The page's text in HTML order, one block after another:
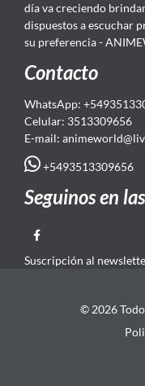
día va creciendo
dispuestos a escuchar
su preferencia -
Contacto
WhatsApp:
Celular: 3513309656
E-mail: animeworld
+5493513309656
Seguinos en
Suscripción al
© 2026